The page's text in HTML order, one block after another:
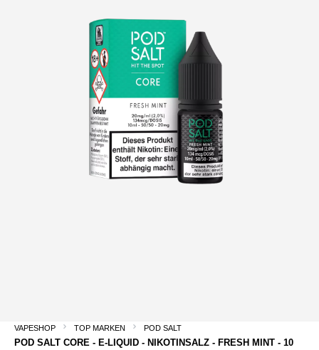
VAPESHOP TOP MARKEN POD SALT
POD SALT CORE - E-LIQUID - NIKOTINSALZ - FRESH MINT - 10